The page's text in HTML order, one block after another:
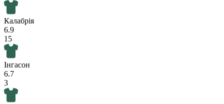
Калабрія
6.9
15
Інгасон
6.7
3